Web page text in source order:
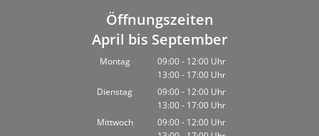
Öffnungszeiten
April bis September
Montag 09:00- 12:00 Uhr
Von 09:00 bis 12:00 Uhr
13:00- 17:00 Uhr
Von 13:00 bis 17:00 Uhr
Dienstag 09:00- 12:00 Uhr
Von 09:00 bis 12:00 Uhr
13:00- 17:00 Uhr
Von 13:00 bis 17:00 Uhr
Mittwoch 09:00- 12:00 Uhr